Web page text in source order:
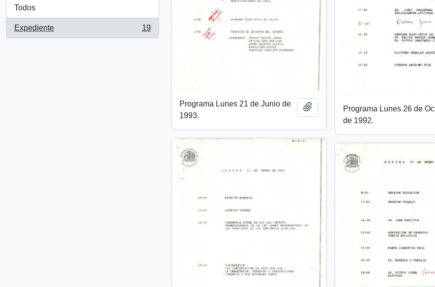
Todos
Expediente
, 19 resultados
19
Programa Lunes 21 de Junio de
1993.
Añadir al portapapeles
Programa Lunes 26 de
de 1992.